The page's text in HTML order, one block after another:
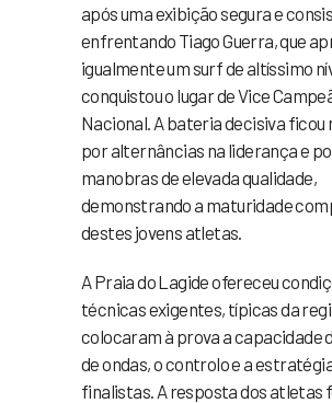
após uma exibição segura e
enfrentando Tiago Guerra, que
igualmente um surf de altíssimo
conquistou o lugar de Vice
Nacional. A bateria decisiva ficou
por alternâncias na liderança e
manobras de elevada qualidade,
demonstrando a maturidade
destes jovens atletas.
A Praia do Lagide ofereceu
técnicas exigentes, típicas da
colocaram à prova a capacidade
de ondas, o controlo e a
finalistas. A resposta dos atletas